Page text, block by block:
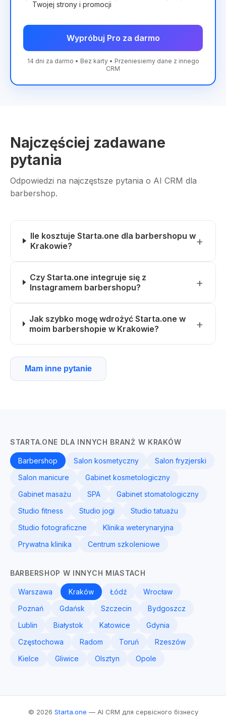
Twojej strony i promocji
Wypróbuj Pro za darmo
14 dni za darmo • Bez karty • Przeniesiemy dane z innego
CRM
Najczęściej zadawane
pytania
Odpowiedzi na najczęstsze pytania o AI CRM dla
barbershop.
Ile kosztuje Starta.one dla barbershopu w
Krakowie?
Czy Starta.one integruje się z
Instagramem barbershopu?
Jak szybko mogę wdrożyć Starta.one w
moim barbershopie w Krakowie?
Mam inne pytanie
STARTA.ONE DLA INNYCH BRANŻ W KRAKÓW
Barbershop Salon kosmetyczny
Salon fryzjerski
Salon manicure
Gabinet kosmetologiczny
Gabinet masażu
SPA
Gabinet stomatologiczny
Studio fitness
Studio jogi
Studio tatuażu
Studio fotograficzne
Klinika weterynaryjna
Prywatna klinika
Centrum szkoleniowe
BARBERSHOP W INNYCH MIASTACH
Warszawa Kraków Łódź
Wrocław
Poznań
Gdańsk Szczecin
Bydgoszcz
Lublin
Białystok Katowice
Gdynia
Częstochowa
Radom Toruń
Rzeszów
Kielce
Gliwice Olsztyn Opole
© 2026 Starta.one — AI CRM для сервісного бізнесу